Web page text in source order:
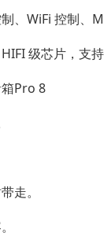
、WiFi 控制、
级芯片，支持
Pro 8
走。